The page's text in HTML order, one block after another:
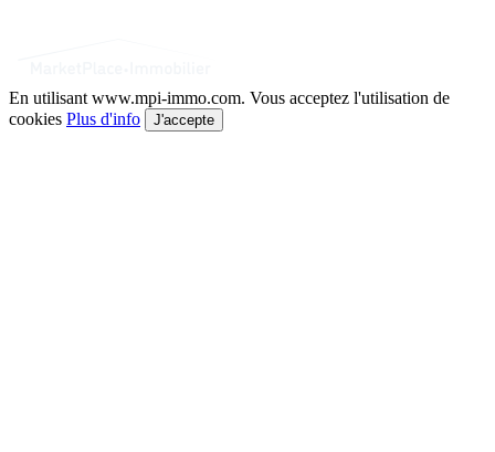
En utilisant www.mpi-immo.com. Vous acceptez l'utilisation de
cookies Plus d'info J'accepte